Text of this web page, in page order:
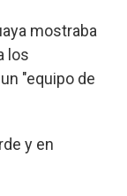
mostraba
los
"equipo de
y en